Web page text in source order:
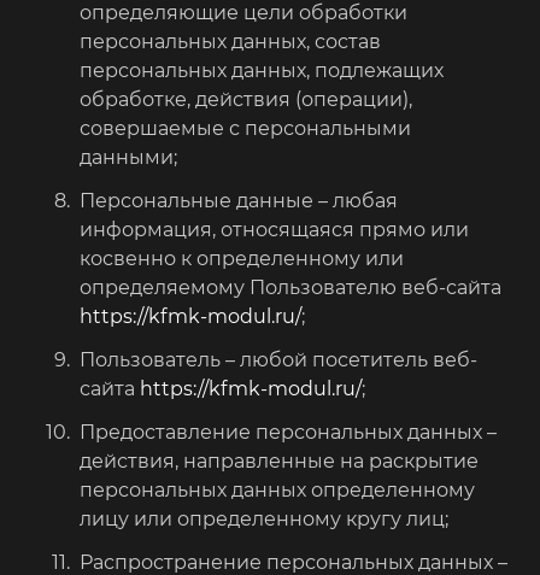
определяющие цели обработки
персональных данных, состав
персональных данных, подлежащих
обработке, действия (операции),
совершаемые с персональными
данными;
Персональные данные – любая
информация, относящаяся прямо или
косвенно к определенному или
определяемому Пользователю веб-сайта
https://kfmk-modul.ru/;
Пользователь – любой посетитель веб-
сайта https://kfmk-modul.ru/;
Предоставление персональных данных –
действия, направленные на раскрытие
персональных данных определенному
лицу или определенному кругу лиц;
Распространение персональных данных –